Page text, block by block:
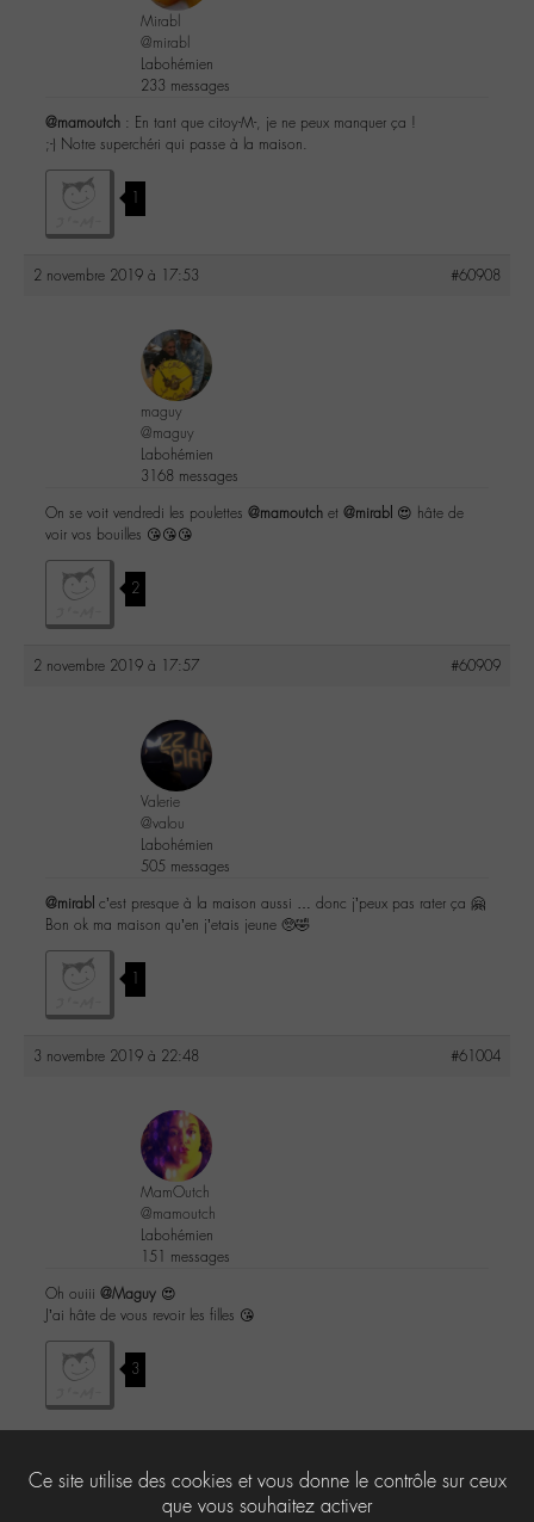
Mirabl
@mirabl
Labohémien
233 messages
@mamoutch : En tant que citoy-M-, je ne peux manquer ça !
;-) Notre superchéri qui passe à la maison.
1
2 novembre 2019 à 17:53 #60908
maguy
@maguy
Labohémien
3168 messages
On se voit vendredi les poulettes @mamoutch et @mirabl 😍 hâte de
voir vos bouilles 😘😘😘
2
2 novembre 2019 à 17:57 #60909
Valerie
@valou
Labohémien
505 messages
@mirabl c’est presque à la maison aussi … donc j’peux pas rater ça 🤗
Bon ok ma maison qu’en j’etais jeune 🥺🤣
1
3 novembre 2019 à 22:48 #61004
MamOutch
@mamoutch
Labohémien
151 messages
Oh ouiii @Maguy 😍
J’ai hâte de vous revoir les filles 😘
3
Le forum ‘-M-edia’ est fermé à de nouveaux sujets et réponses.
Ce site utilise des cookies et vous donne le contrôle sur ceux
que vous souhaitez activer